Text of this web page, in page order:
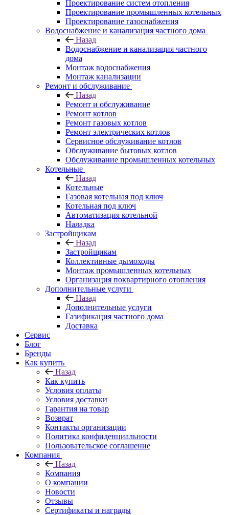
Проектирование систем отопления
Проектирование промышленных котельных
Проектирование газоснабжения
Водоснабжение и канализация частного дома
Назад
Водоснабжение и канализация частного
дома
Монтаж водоснабжения
Монтаж канализации
Ремонт и обслуживание
Назад
Ремонт и обслуживание
Ремонт котлов
Ремонт газовых котлов
Ремонт электрических котлов
Сервисное обслуживание котлов
Обслуживание бытовых котлов
Обслуживание промышленных котельных
Котельные
Назад
Котельные
Газовая котельная под ключ
Котельная под ключ
Автоматизация котельной
Наладка
Застройщикам
Назад
Застройщикам
Коллективные дымоходы
Монтаж промышленных котельных
Организация поквартирного отопления
Дополнительные услуги
Назад
Дополнительные услуги
Газификация частного дома
Доставка
Сервис
Блог
Бренды
Как купить
Назад
Как купить
Условия оплаты
Условия доставки
Гарантия на товар
Возврат
Контакты организации
Политика конфиденциальности
Пользовательское соглашение
Компания
Назад
Компания
О компании
Новости
Отзывы
Сертификаты и награды